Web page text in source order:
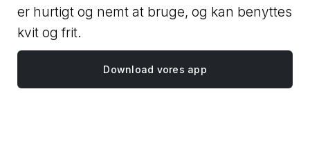
er hurtigt og nemt at bruge, og kan benyttes
kvit og frit.
Download vores app